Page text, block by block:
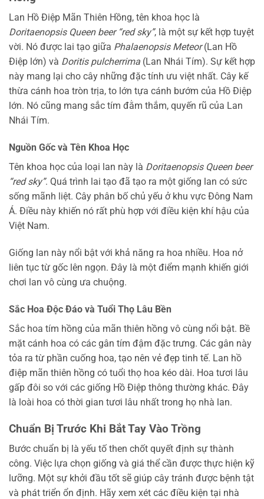
Lan Hồ Điệp Mãn Thiên Hồng, tên khoa học là
Doritaenopsis Queen beer “red sky”, là một sự kết hợp tuyệt
vời. Nó được lai tạo giữa Phalaenopsis Meteor(Lan Hồ
Điệp lớn) và Doritis pulcherrima (Lan Nhái Tím). Sự kết hợp
này mang lại cho cây những đặc tính ưu việt nhất. Cây kế
thừa cánh hoa tròn trịa, to lớn tựa cánh bướm của Hồ Điệp
lớn. Nó cũng mang sắc tím đằm thắm, quyến rũ của Lan
Nhái Tím.
Nguồn Gốc và Tên Khoa Học
Tên khoa học của loại lan này là Doritaenopsis Queen beer
“red sky”. Quá trình lai tạo đã tạo ra một giống lan có sức
sống mãnh liệt. Cây phân bố chủ yếu ở khu vực Đông Nam
Á. Điều này khiến nó rất phù hợp với điều kiện khí hậu của
Việt Nam.
Giống lan này nổi bật với khả năng ra hoa nhiều. Hoa nở
liên tục từ gốc lên ngọn. Đây là một điểm mạnh khiến giới
chơi lan vô cùng ưa chuộng.
Sắc Hoa Độc Đáo và Tuổi Thọ Lâu Bền
Sắc hoa tím hồng của mãn thiên hồng vô cùng nổi bật. Bề
mặt cánh hoa có các gân tím đậm đặc trưng. Các gân này
tỏa ra từ phần cuống hoa, tạo nên vẻ đẹp tinh tế. Lan hồ
điệp mãn thiên hồng có tuổi thọ hoa kéo dài. Hoa tươi lâu
gấp đôi so với các giống Hồ Điệp thông thường khác. Đây
là loài hoa có thời gian tươi lâu nhất trong họ nhà lan.
Chuẩn Bị Trước Khi Bắt Tay Vào Trồng
Bước chuẩn bị là yếu tố then chốt quyết định sự thành
công. Việc lựa chọn giống và giá thể cần được thực hiện kỹ
lưỡng. Một sự khởi đầu tốt sẽ giúp cây tránh được bệnh tật
và phát triển ổn định. Hãy xem xét các điều kiện tại nhà